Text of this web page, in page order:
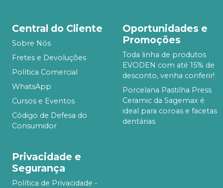
Central do Cliente
Sobre Nós
Fretes e Devoluções
Política Comercial
WhatsApp
Cursos e Eventos
Código de Defesa do
Consumidor
Oportunidades e
Promoções
Toda linha de produtos
EVODEN com até 15% de
desconto, venha conferir!
Porcelana Pastilha Press
Ceramic da Sagemax é
ideal para coroas e facetas
dentárias
Privacidade e
Segurança
Política de Privacidade -